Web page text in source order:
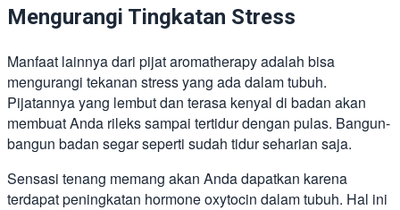
Mengurangi Tingkatan Stress
Manfaat lainnya dari pijat aromatherapy adalah bisa
mengurangi tekanan stress yang ada dalam tubuh.
Pijatannya yang lembut dan terasa kenyal di badan akan
membuat Anda rileks sampai tertidur dengan pulas. Bangun-
bangun badan segar seperti sudah tidur seharian saja.
Sensasi tenang memang akan Anda dapatkan karena
terdapat peningkatan hormone oxytocin dalam tubuh. Hal ini